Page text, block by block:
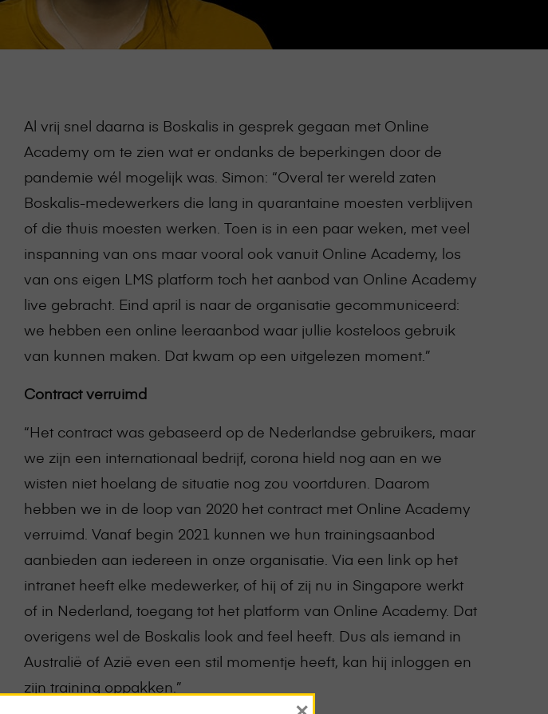
Al vrij snel daarna is Boskalis in gesprek gegaan met Online
Academy om te zien wat er ondanks de beperkingen door de
pandemie wél mogelijk was. Simon: “Overal ter wereld zaten
Boskalis-medewerkers die lang in quarantaine moesten verblijven
of die thuis moesten werken. Toen is in een paar weken, met veel
inspanning van ons maar vooral ook vanuit Online Academy, los
van ons eigen LMS platform toch het aanbod van Online Academy
live gebracht. Eind april is naar de organisatie gecommuniceerd:
we hebben een online leeraanbod waar jullie kosteloos gebruik
van kunnen maken. Dat kwam op een uitgelezen moment.”
Contract verruimd
“Het contract was gebaseerd op de Nederlandse gebruikers, maar
we zijn een internationaal bedrijf, corona hield nog aan en we
wisten niet hoelang de situatie nog zou voortduren. Daarom
hebben we in de loop van 2020 het contract met Online Academy
verruimd. Vanaf begin 2021 kunnen we hun trainingsaanbod
aanbieden aan iedereen in onze organisatie. Via een link op het
intranet heeft elke medewerker, of hij of zij nu in Singapore werkt
of in Nederland, toegang tot het platform van Online Academy. Dat
overigens wel de Boskalis look and feel heeft. Dus als iemand in
Australië of Azië even een stil momentje heeft, kan hij inloggen en
zijn training oppakken.”
×